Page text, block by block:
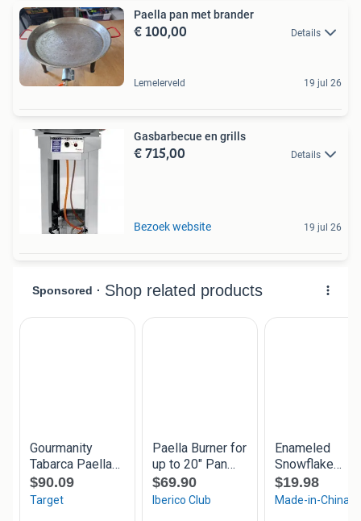
Paella pan met brander
€ 100,00 Details
Lemelerveld 19 jul 26
Gasbarbecue en grills
€ 715,00 Details
Bezoek website 19 jul 26